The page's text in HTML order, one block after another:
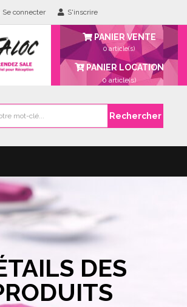
Se connecter S'inscrire
PANIER VENTE
0 article(s)
PANIER LOCATION
0 article(s)
Rechercher
DES